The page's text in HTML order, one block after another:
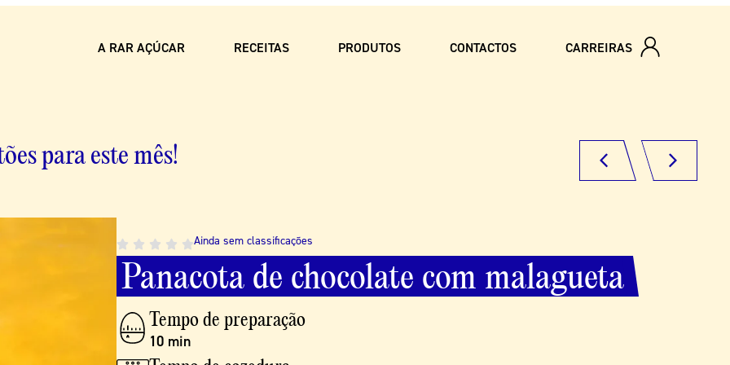
A RAR AÇÚCAR RECEITAS PRODUTOS CONTACTOS CARREIRAS
Ainda sem classificações
Panacota de chocolate com malagueta
Tempo de preparação
10 min
Ainda sem classificações
Pãodeló de Ovar
Tempo de preparação
20 min
Ainda sem classificações
Bolodechocolatenacaneca
Dificuldade
Fácil
Ainda sem classificações
Bolodebolacha
Tempo de preparação
30 min
Ainda sem classificações
Pudimde ovos
Tempo de preparação
15 min
para este mês!